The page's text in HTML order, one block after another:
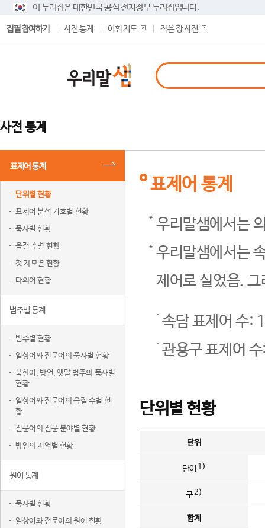
이 누리집은 대한민국 공식 전자정부 누리집입니다.
집필 참여하기 사전 통계 어휘 지도 작은 창 사전
사전 통계
표제어 통계
단위별 현황
표제어 분석 기호별 현황
품사별 현황
음절 수별 현황
첫 자모별 현황
다의어 현황
범주별 통계
범주별 현황
일상어와 전문어의 품사별 현황
북한어, 방언, 옛말 범주의 품사별
현황
일상어와 전문어의 음절 수별 현
황
전문어의 전문 분야별 현황
방언의 지역별 현황
원어 통계
품사별 현황
일상어와 전문어의 원어 현황
표제어 통계
우리말샘에서는
우리말샘에서는
제어로 실었음.
속담 표제어 수:
관용구 표제어
단위별 현황
단위
단어 1)
구2)
합계